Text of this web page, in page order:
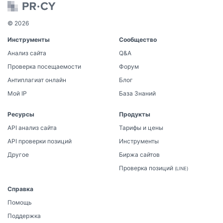
© 2026
Инструменты
Анализ сайта
Проверка посещаемости
Антиплагиат онлайн
Мой IP
Сообщество
Q&A
Форум
Блог
База Знаний
Ресурсы
API анализ сайта
API проверки позиций
Другое
Продукты
Тарифы и цены
Инструменты
Биржа сайтов
Проверка позиций (LINE)
Справка
Помощь
Поддержка